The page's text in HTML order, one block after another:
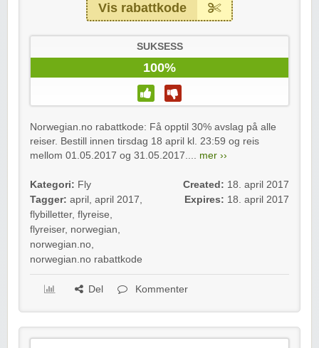
Vis rabattkode
SUKSESS
100%
Norwegian.no rabattkode: Få opptil 30% avslag på alle
reiser. Bestill innen tirsdag 18 april kl. 23:59 og reis
mellom 01.05.2017 og 31.05.2017.... mer ››
Kategori: Fly
Tagger: april , april 2017,
flybilletter, flyreise,
flyreiser, norwegian,
norwegian.no,
norwegian.no rabattkode
Created: 18. april 2017
Expires: 18. april 2017
Del Kommenter